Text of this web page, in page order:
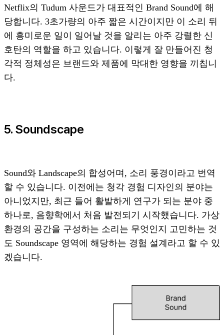
Netflix의 Tudum 사운드가 대표적인 Brand Sound에 해
당합니다. 3초가량의 아주 짧은 시간이지만 이 소리 뒤
에 흥미로운 일이 일어날 것을 알리는 아주 강렬한 신
호탄의 역할을 하고 있습니다. 이렇게 잘 만들어진 청
각적 정체성은 브랜드와 제품에 막대한 영향을 끼칩니
다.
5. Soundscape
Sound와 Landscape의 합성어며, 소리 풍경이라고 번역
할 수 있습니다. 이전에는 청각 경험 디자인의 분야는
아니었지만, 최근 들어 활발하게 연구가 되는 분야 중
하나로, 음향학에서 처음 발전되기 시작했습니다. 가상
환경의 공간을 구성하는 소리는 무엇인지 고민하는 것
도 Soundscape 영역에 해당하는 경험 설계라고 할 수 있
겠습니다.